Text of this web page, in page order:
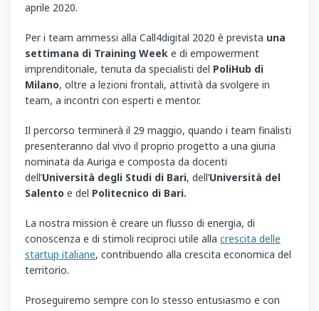
aprile 2020.
Per i team ammessi alla Call4digital 2020 è prevista una
settimana di Training Week e di empowerment
imprenditoriale, tenuta da specialisti del PoliHub di
Milano, oltre a lezioni frontali, attività da svolgere in
team, a incontri con esperti e mentor.
Il percorso terminerà il 29 maggio, quando i team finalisti
presenteranno dal vivo il proprio progetto a una giuria
nominata da Auriga e composta da docenti
dell’Università degli Studi di Bari, dell’Università del
Salento e del Politecnico di Bari.
La nostra mission è creare un flusso di energia, di
conoscenza e di stimoli reciproci utile alla crescita delle
startup italiane, contribuendo alla crescita economica del
territorio.
Proseguiremo sempre con lo stesso entusiasmo e con